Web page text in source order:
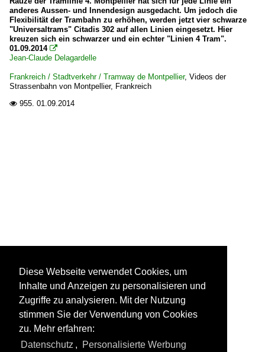
anderes Aussen- und Innendesign ausgedacht. Um jedoch die
Flexibilität der Trambahn zu erhöhen, werden jetzt vier schwarze
"Universaltrams" Citadis 302 auf allen Linien eingesetzt. Hier
kreuzen sich ein schwarzer und ein echter "Linien 4 Tram".
01.09.2014 
Jean-Claude Delagardelle
Frankreich / Stadtverkehr / Tramway de Montpellier, Videos der
Strassenbahn von Montpellier, Frankreich
 955. 01.09.2014
Diese Webseite verwendet Cookies, um
Inhalte und Anzeigen zu personalisieren und
Zugriffe zu analysieren. Mit der Nutzung
stimmen Sie der Verwendung von Cookies
zu. Mehr erfahren:
Datenschutz , Personalisierte Werbung